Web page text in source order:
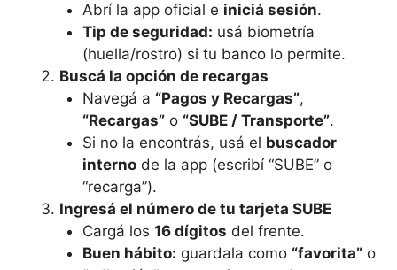
Abrí la app oficial e iniciá sesión.
Tip de seguridad: usá biometría
(huella/rostro) si tu banco lo permite.
Buscá la opción de recargas
Navegá a “Pagos y Recargas”,
“Recargas”o “SUBE / Transporte”.
Si no la encontrás, usá el buscador
internode la app (escribí “SUBE” o
“recarga”).
Ingresá el número de tu tarjeta SUBE
Cargá los 16 dígitos del frente.
Buen hábito: guardala como “favorita”o